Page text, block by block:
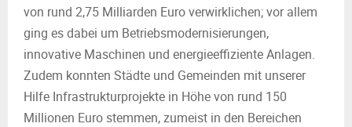
von rund 2,75 Milliarden Euro verwirklichen; vor allem
ging es dabei um Betriebsmodernisierungen,
innovative Maschinen und energieeffiziente Anlagen.
Zudem konnten Städte und Gemeinden mit unserer
Hilfe Infrastrukturprojekte in Höhe von rund 150
Millionen Euro stemmen, zumeist in den Bereichen